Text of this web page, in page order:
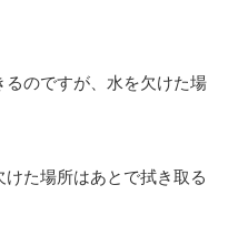
のですが、水を欠けた場
た場所はあとで拭き取る